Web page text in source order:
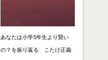
あなたは小学5年生より賢い
の？を振り返る こたけ正義